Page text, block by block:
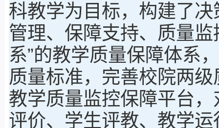
科教学为目标，构建了决
管理、保障支持、质量
系”的教学质量保障体系
质量标准，完善校院两
教学质量监控保障平台
评价、学生评教、教学